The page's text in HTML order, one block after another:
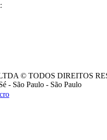
© TODOS DIREITOS
- São Paulo - São Paulo